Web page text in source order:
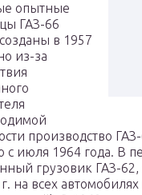
опытные
ГАЗ-66
в 1957
из-за
производство
с июля 1964 года. В
грузовик ГАЗ-62,
на всех